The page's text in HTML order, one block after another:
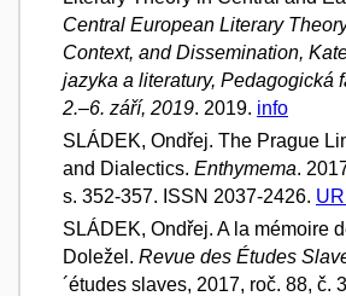
Central European Literary
Context, and Dissemination,
jazyka a literatury, Pedagogická
2.–6. září, 2019. 2019. info
SLÁDEK, Ondřej. The Prague
and Dialectics. Enthymema.
s. 352-357. ISSN 2037-2426.
SLÁDEK, Ondřej. A la mémoire
Doležel. Revue des Études
´études slaves, 2017, roč. 88, č.